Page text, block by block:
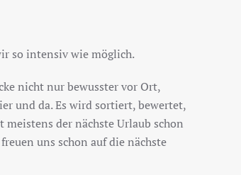
so intensiv wie möglich.
nicht nur bewusster vor Ort,
und da. Es wird sortiert, bewertet,
der nächste Urlaub schon
uns schon auf die nächste